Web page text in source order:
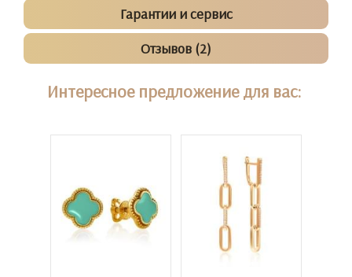
Гарантии и сервис
Отзывов (2)
Интересное предложение для вас: